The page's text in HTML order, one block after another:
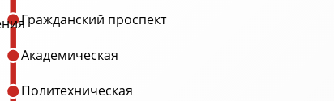
Политехническая
Академическая
Гражданский проспект